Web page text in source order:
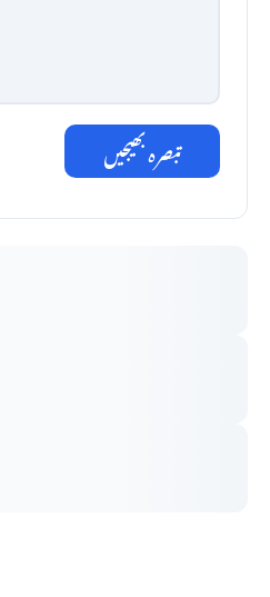
تبصرہ بھیجیں